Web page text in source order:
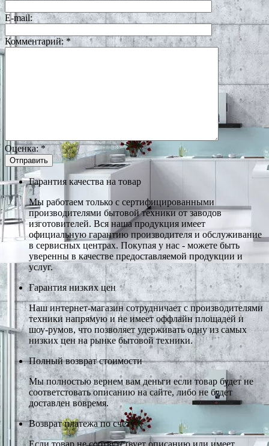
E-mail:
Комментарий:*
Оценка:*
Гарантия качества на товар
Мы работаем только с сертифицированными
производителями бытовой техники от заводов
изготовителей. Вся наша продукция имеет
официальную гарантию производителя и обслуживание
в сервисных центрах. Покупая у нас - можете быть
уверенны в качестве предоставляемой продукции и
услуг.
Гарантия низких цен
Наш интернет-магазин сотрудничает с производителями
техники напрямую и не имеет оффлайн площадей и
шоу-румов, что позволяет удерживать одну из самых
низких цен на рынке бытовой техники.
Полный возврат стоимости
Мы полностью вернем вам деньги если товар будет не
соответстовать описанию на сайте, либо не будет
доставлен вовремя.
Возврат платежа по счету
Если товар не соотвутствует описанию или имеет